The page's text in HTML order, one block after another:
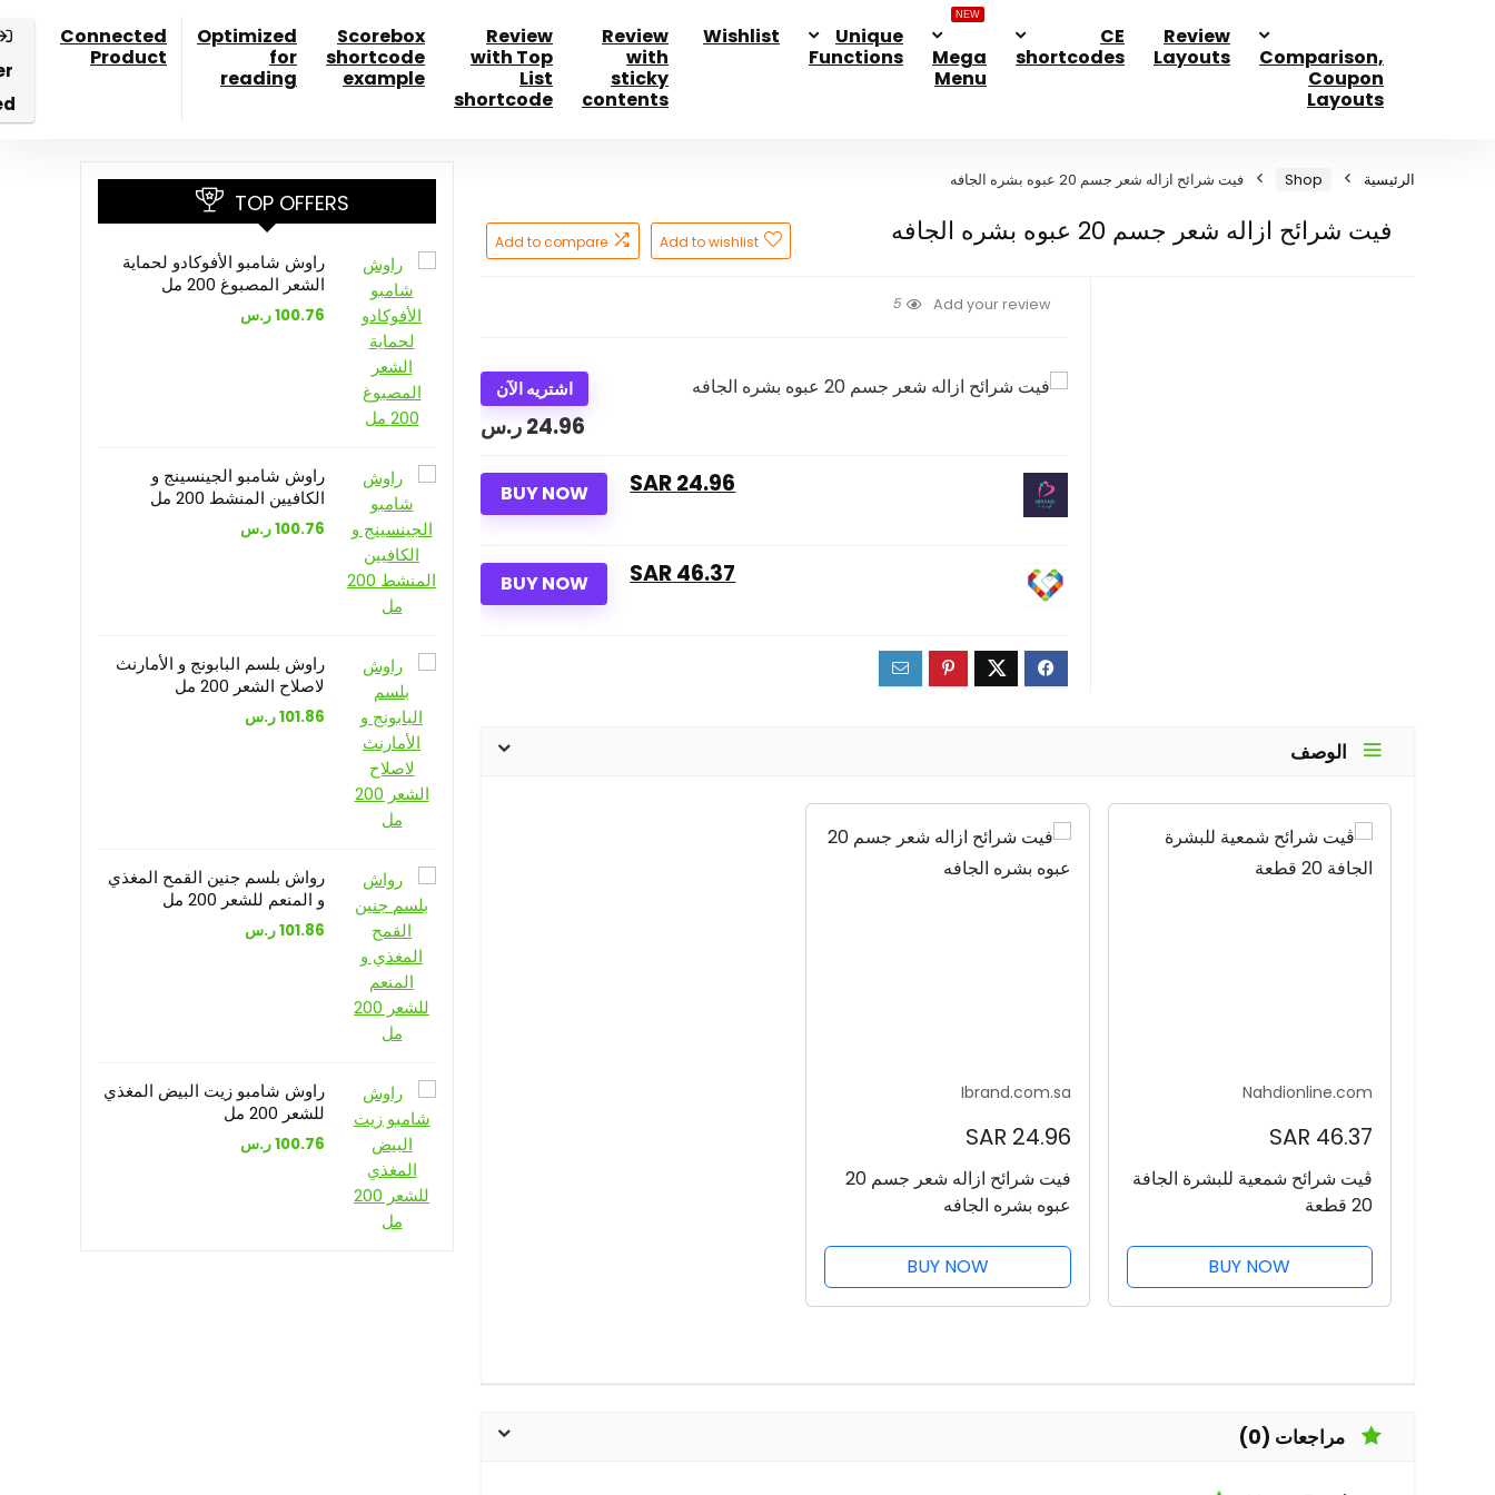
Comparison,
Coupon
Layouts
Review
Layouts
CE
shortcodes
Mega
Menu
NEW
Unique
Functions
Wishlist
Review
with
sticky
contents
Review
with Top
List
shortcode
Scorebox
shortcode
example
Optimized
for
reading
Connected
Product
الرئيسية Shop فيت شرائح ازاله شعر جسم 20 عبوه بشره الجافه
فيت شرائح ازاله شعر جسم 20 عبوه بشره الجافه Add to wishlist
Add to compare
Add your review
5
اشتريه الآن
24.96ر.س
BUY NOW 24.96 SAR
BUY NOW 46.37 SAR
الوصف
Nahdionline.com
46.37 SAR
ڤيت شرائح شمعية للبشرة الجافة
20 قطعة
BUY NOW
Ibrand.com.sa
24.96 SAR
فيت شرائح ازاله شعر جسم 20
عبوه بشره الجافه
BUY NOW
مراجعات (0)
TOP OFFERS
راوش شامبو الأفوكادو لحماية
الشعر المصبوغ 200 مل
100.76ر.س
راوش شامبو الجينسينج و
الكافيين المنشط 200 مل
100.76ر.س
راوش بلسم البابونج و الأمارنث
لاصلاح الشعر 200 مل
101.86ر.س
رواش بلسم جنين القمح المغذي
و المنعم للشعر 200 مل
101.86ر.س
راوش شامبو زيت البيض المغذي
للشعر 200 مل
100.76ر.س